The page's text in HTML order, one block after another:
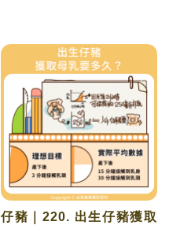
仔豬｜220. 出生仔豬獲取